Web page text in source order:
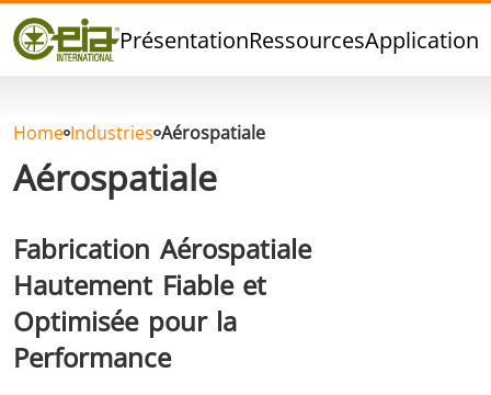
PrésentationRessourcesApplications
Qualité
Événements
Brasage Argent Brasage Etain
Home Industries Aérospatiale
Aérospatiale
Fabrication Aérospatiale
Hautement Fiable et
Optimisée pour la
Performance